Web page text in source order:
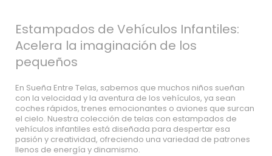
Estampados de Vehículos Infantiles:
Acelera la imaginación de los
pequeños
En Sueña Entre Telas, sabemos que muchos niños sueñan
con la velocidad y la aventura de los vehículos, ya sean
coches rápidos, trenes emocionantes o aviones que surcan
el cielo. Nuestra colección de telas con estampados de
vehículos infantiles está diseñada para despertar esa
pasión y creatividad, ofreciendo una variedad de patrones
llenos de energía y dinamismo.